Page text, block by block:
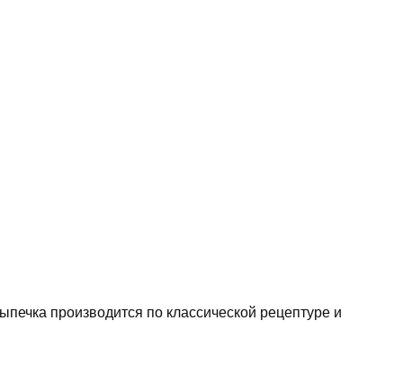
производится по классической рецептуре и